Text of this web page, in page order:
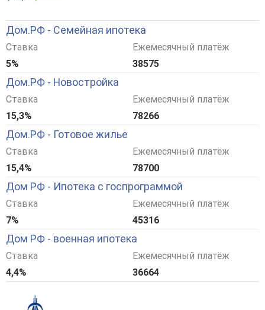
Дом.РФ - Семейная ипотека
Ставка
5%
Ежемесячный платёж
38575
Дом.РФ - Новостройка
Ставка
15,3%
Ежемесячный платёж
78266
Дом.РФ - Готовое жилье
Ставка
15,4%
Ежемесячный платёж
78700
Дом РФ - Ипотека с госпрограммой
Ставка
7%
Ежемесячный платёж
45316
Дом РФ - военная ипотека
Ставка
4,4%
Ежемесячный платёж
36664